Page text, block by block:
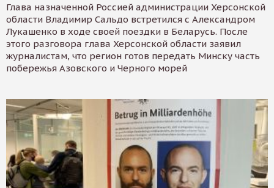
Глава назначенной Россией администрации Херсонской
области Владимир Сальдо встретился с Александром
Лукашенко в ходе своей поездки в Беларусь. После
этого разговора глава Херсонской области заявил
журналистам, что регион готов передать Минску часть
побережья Азовского и Черного морей